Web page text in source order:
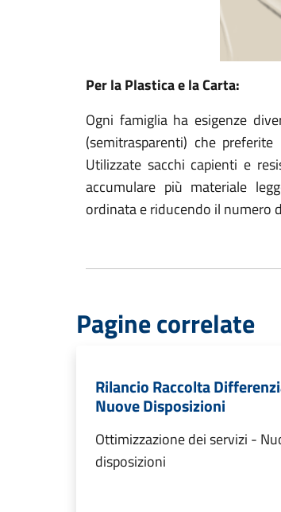
Per la Plastica e la Carta:
Ogni famiglia ha esigenze
(semitrasparenti) che
Utilizzate sacchi capienti e
accumulare più materiale
ordinata e riducendo il numero
Pagine correlate
Rilancio Raccolta
Nuove Disposizioni
Ottimizzazione dei servizi -
disposizioni